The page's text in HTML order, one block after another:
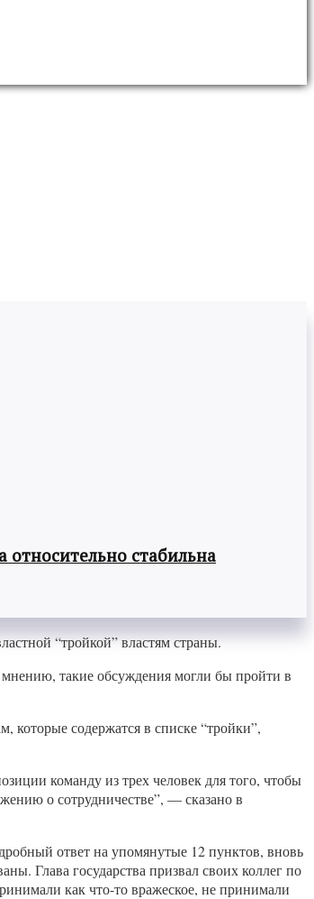
стабильна
“тройкой” властям страны.
такие обсуждения могли бы пройти в
содержатся в списке “тройки”,
команду из трех человек для того, чтобы
о сотрудничестве”, — сказано в
ответ на упомянутые 12 пунктов, вновь
Глава государства призвал своих коллег по
как что-то вражеское, не принимали